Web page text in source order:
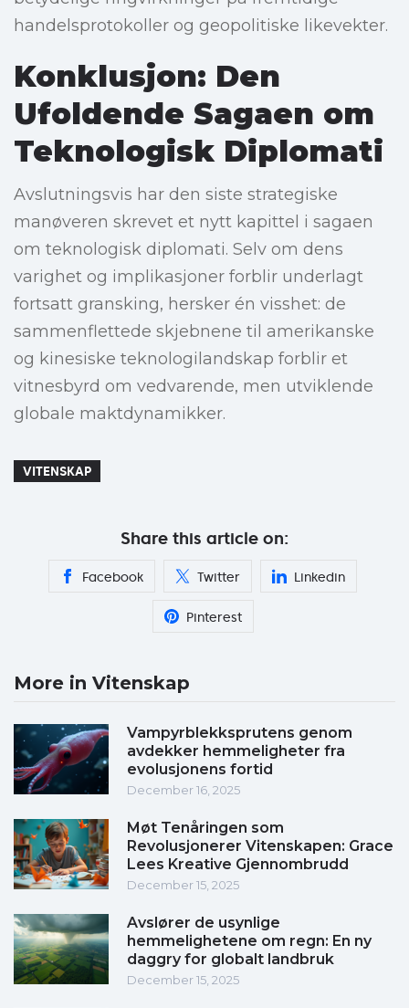
handelsprotokoller og geopolitiske likevekter.
Konklusjon: Den
Ufoldende Sagaen om
Teknologisk Diplomati
Avslutningsvis har den siste strategiske
manøveren skrevet et nytt kapittel i sagaen
om teknologisk diplomati. Selv om dens
varighet og implikasjoner forblir underlagt
fortsatt gransking, hersker én visshet: de
sammenflettede skjebnene til amerikanske
og kinesiske teknologilandskap forblir et
vitnesbyrd om vedvarende, men utviklende
globale maktdynamikker.
VITENSKAP
Share this article on:
Facebook Twitter Linkedin
Pinterest
More in Vitenskap
Vampyrblekksprutens genom
avdekker hemmeligheter fra
evolusjonens fortid
December 16, 2025
Møt Tenåringen som
Revolusjonerer Vitenskapen: Grace
Lees Kreative Gjennombrudd
December 15, 2025
Avslører de usynlige
hemmelighetene om regn: En ny
daggry for globalt landbruk
December 15, 2025